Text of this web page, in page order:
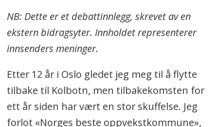
NB: Dette er et debattinnlegg, skrevet av en
ekstern bidragsyter. Innholdet representerer
innsenders meninger.
Etter 12 år i Oslo gledet jeg meg til å flytte
tilbake til Kolbotn, men tilbakekomsten for
ett år siden har vært en stor skuffelse. Jeg
forlot «Norges beste oppvekstkommune»,